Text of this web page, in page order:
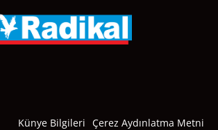
Künye Bilgileri Çerez Aydınlatma Metni